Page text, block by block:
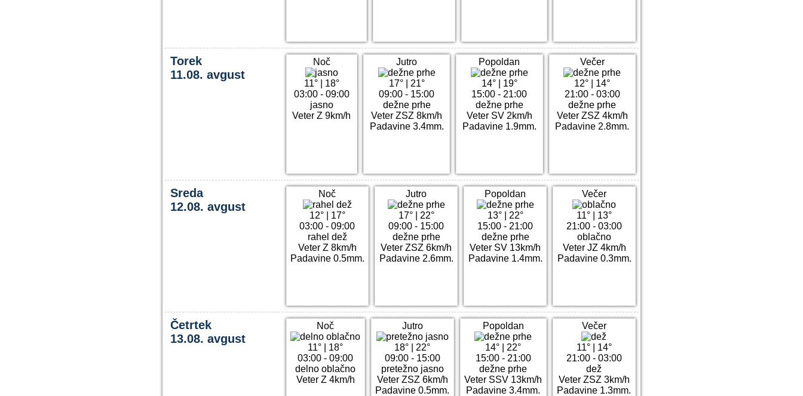
Torek
11.08. avgust
Noč
11°| 18°
03:00 - 09:00
jasno
Veter Z 9km/h
Jutro
17°| 21°
09:00 - 15:00
dežne prhe
Veter ZSZ 8km/h
Padavine 3.4mm.
Popoldan
14°| 19°
15:00 - 21:00
dežne prhe
Veter SV 2km/h
Padavine 1.9mm.
Večer
12°
14°
21:00 - 03:00
dežne prhe
Veter ZSZ 4km/h
Padavine 2.8mm.
Sreda
12.08. avgust
Noč
12°| 17°
03:00 - 09:00
rahel dež
Veter Z 8km/h
Padavine 0.5mm.
Jutro
17°| 22°
09:00 - 15:00
dežne prhe
Veter ZSZ 6km/h
Padavine 2.6mm.
Popoldan
13°| 22°
15:00 - 21:00
dežne prhe
Veter SV 13km/h
Padavine 1.4mm.
Večer
11°
13°
21:00 - 03:00
oblačno
Veter JZ 4km/h
Padavine 0.3mm.
Četrtek
13.08. avgust
Noč
11°
18°
03:00 - 09:00
delno oblačno
Veter Z 4km/h
Jutro
18°
22°
09:00 - 15:00
pretežno jasno
Veter ZSZ 6km/h
Padavine 0.5mm.
Popoldan
14°
22°
15:00 - 21:00
dežne prhe
Veter SSV 13km/h
Padavine 3.4mm.
Večer
11°| 14°
21:00 - 03:00
dež
Veter ZSZ 3km/h
Padavine 1.3mm.